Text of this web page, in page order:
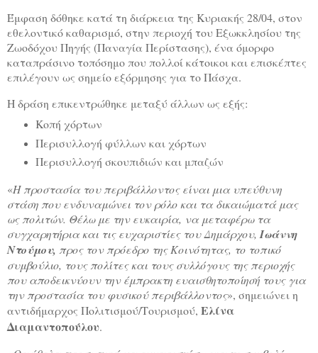
Έμφαση δόθηκε κατά τη διάρκεια της Κυριακής 28/04, στον
εθελοντικό καθαρισμό, στην περιοχή του Εξωκκλησίου της
Ζωοδόχου Πηγής (Παναγία Περίστασης), ένα όμορφο
καταπράσινο τοπόσημο που πολλοί κάτοικοι και επισκέπτες
επιλέγουν ως σημείο εξόρμησης για το Πάσχα.
Η δράση επικεντρώθηκε μεταξύ άλλων ως εξής:
Κοπή χόρτων
Περισυλλογή φύλλων και χόρτων
Περισυλλογή σκουπιδιών και μπαζών
«Η προστασία του περιβάλλοντος είναι μια υπεύθυνη
στάση που ενδυναμώνει τον ρόλο και τα δικαιώματά μας
ως πολιτών. Θέλω με την ευκαιρία, να μεταφέρω τα
συγχαρητήρια και τις ευχαριστίες του Δημάρχου,Ιωάννη
Ντούμου, προς τον πρόεδρο της Κοινότητας, το τοπικό
συμβούλιο, τους πολίτες και τους συλλόγους της περιοχής
που αποδεικνύουν την έμπρακτη ευαισθητοποίησή τους για
την προστασία του φυσικού περιβάλλοντος», σημειώνει η
αντιδήμαρχος Πολιτισμού/Τουρισμού, Ελίνα
Διαμαντοπούλου.